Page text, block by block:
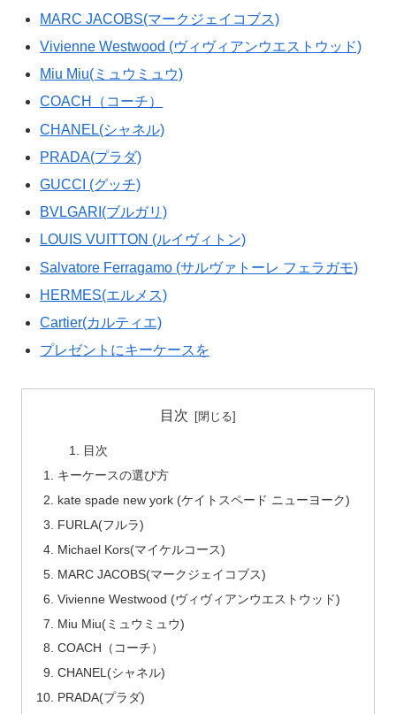
MARC JACOBS(マークジェイコブス)
Vivienne Westwood (ヴィヴィアンウエストウッド)
Miu Miu(ミュウミュウ)
COACH（コーチ）
CHANEL(シャネル)
PRADA(プラダ)
GUCCI (グッチ)
BVLGARI(ブルガリ)
LOUIS VUITTON (ルイヴィトン)
Salvatore Ferragamo (サルヴァトーレ フェラガモ)
HERMES(エルメス)
Cartier(カルティエ)
プレゼントにキーケースを
目次
目次
キーケースの選び方
kate spade new york (ケイトスペード ニューヨーク)
FURLA(フルラ)
Michael Kors(マイケルコース)
MARC JACOBS(マークジェイコブス)
Vivienne Westwood (ヴィヴィアンウエストウッド)
Miu Miu(ミュウミュウ)
COACH（コーチ）
CHANEL(シャネル)
PRADA(プラダ)